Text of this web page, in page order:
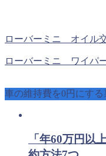
ローバーミニ オイル
ローバーミニ ワイパ
車の維持費を0円にする
「年60万円以